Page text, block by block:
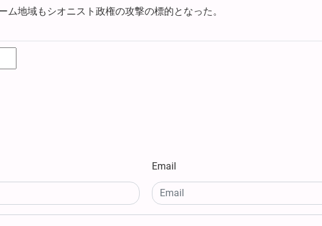
ム地域もシオニスト政権の攻撃の標的となった。
Email